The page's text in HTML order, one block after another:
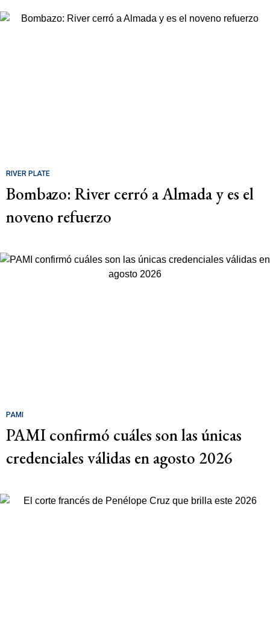
RIVER PLATE
Bombazo: River cerró a Almada y es el
noveno refuerzo
PAMI
PAMI confirmó cuáles son las únicas
credenciales válidas en agosto 2026